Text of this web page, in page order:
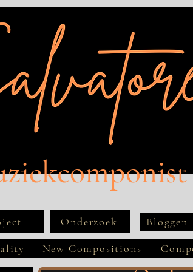
Onderzoek Bloggen
New Compositions